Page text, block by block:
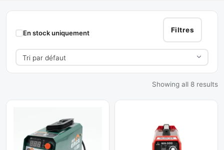
Poste
Souder
Filtres
En stock uniquement
Showing all 8 results